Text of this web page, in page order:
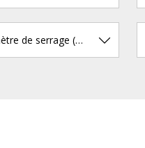
Diamètre de serrage (mm)